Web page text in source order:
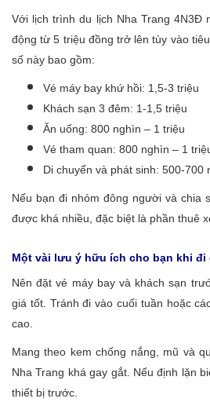
Với lịch trình du lịch Nha Trang 4N3Đ
động từ 5 triệu đồng trở lên tùy vào
số này bao gồm:
Vé máy bay khứ hồi: 1,5-3 triệu
Khách sạn 3 đêm: 1-1,5 triệu
Ăn uống: 800 nghìn – 1 triệu
Vé tham quan: 800 nghìn – 1
Di chuyển và phát sinh: 500-700
Nếu bạn đi nhóm đông người và chia
được khá nhiều, đặc biệt là phần thuê
Một vài lưu ý hữu ích cho bạn khi đi
Nên đặt vé máy bay và khách sạn
giá tốt. Tránh đi vào cuối tuần hoặc
cao.
Mang theo kem chống nắng, mũ và
Nha Trang khá gay gắt. Nếu định lặn
thiết bị trước.